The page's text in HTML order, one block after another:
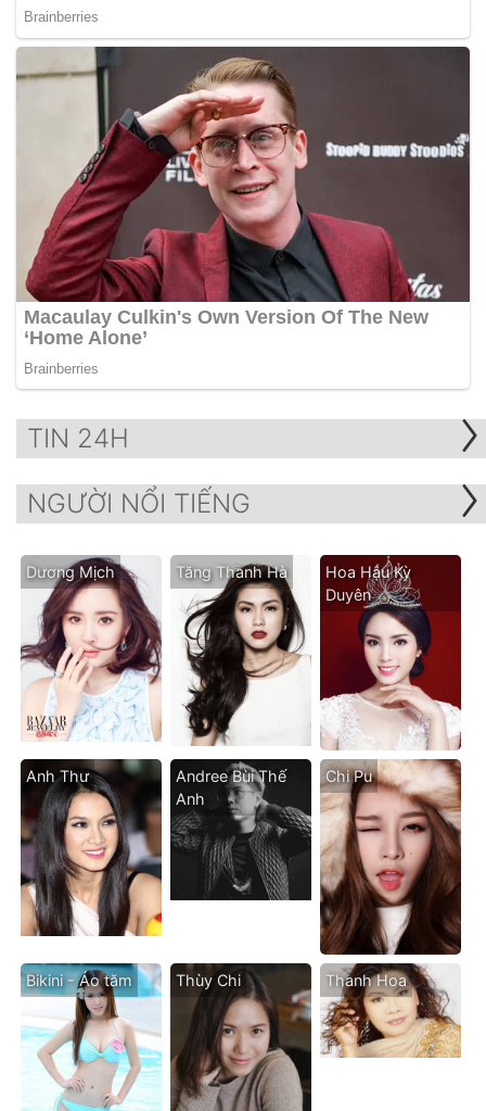
TIN 24H
NGƯỜI NỔI TIẾNG
Dương Mịch Tăng Thanh Hà
Hoa Hậu Kỳ
Duyên
Anh Thư
Andree Bùi Thế
Anh
Chi Pu
Bikini - Áo tăm Thùy Chi Thanh Hoa